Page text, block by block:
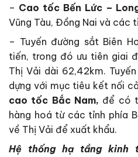
– Cao tốc Bến Lức –
Vũng Tàu, Đồng Nai và các
– Tuyến đường sắt Biên
tiến, trong đó ưu tiên giai
Thị Vải dài 62,42km.
dựng với mục tiêu kết nối
cao tốc Bắc Nam, để có
hàng hoá từ các tỉnh phía
về Thị Vải để xuất khẩu.
Hệ thống hạ tầng kinh